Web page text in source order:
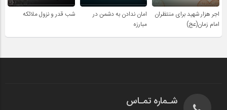
اجر هزار شهید برای منتظران
امام زمان(عج)
امان ندادن به دشمن در
مبارزه
شب قدر و نزول ملائکه
شـماره تمـاس